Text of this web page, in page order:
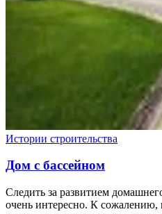
Истории строительства
Дом с бассейном
Следить за развитием
очень интересно. К сожалению,